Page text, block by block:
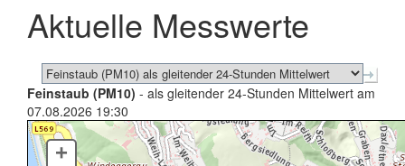
schließen
Aktuelle Messwerte
Feinstaub (PM10) - als gleitender 24-Stunden Mittelwert am
07.08.2026 19:30
+